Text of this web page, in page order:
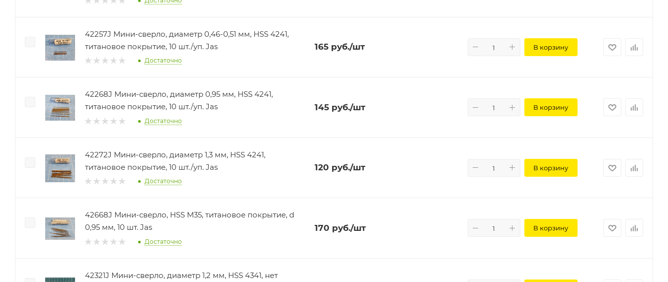
42257J Мини-сверло, диаметр 0,46-0,51 мм, HSS 4241,
титановое покрытие, 10 шт./уп. Jas
Достаточно
165руб./шт В корзину
42268J Мини-сверло, диаметр 0,95 мм, HSS 4241,
титановое покрытие, 10 шт./уп. Jas
Достаточно
145руб./шт В корзину
42272J Мини-сверло, диаметр 1,3 мм, HSS 4241,
титановое покрытие, 10 шт./уп. Jas
Достаточно
120 руб./шт В корзину
42668J Мини-сверло, HSS M35, титановое покрытие, d
0,95 мм, 10 шт. Jas
Достаточно
170 руб./шт В корзину
42321J Мини-сверло, диаметр 1,2 мм, HSS 4341, нет